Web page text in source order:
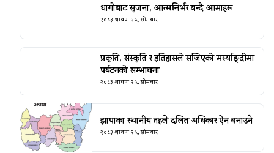
धागोबाट सृजना, आत्मनिर्भर बन्दै आमाहरू
२०८३ श्रावण २५, सोमबार
प्रकृति, संस्कृति र इतिहासले सजिएको मर्स्याङ्दीमा
पर्यटनको सम्भावना
२०८३ श्रावण २५, सोमबार
झापाका स्थानीय तहले दलित अधिकार ऐन बनाउने
२०८३ श्रावण २५, सोमबार